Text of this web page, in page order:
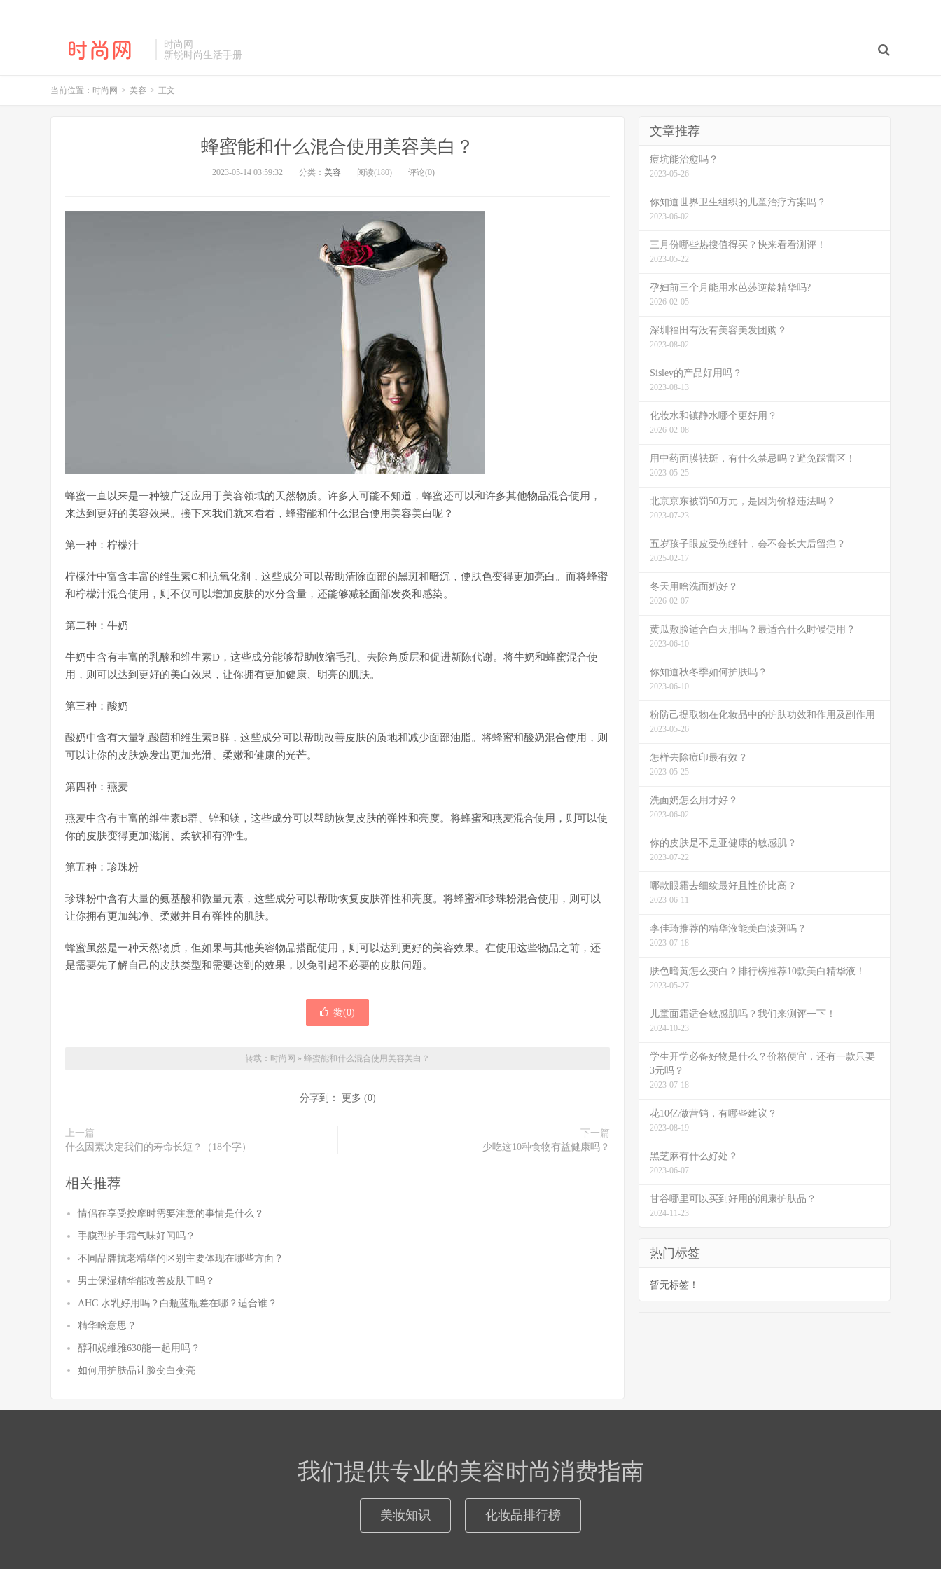
时尚网
新锐时尚生活手册
当前位置： 时尚网 > 美容 > 正文
蜂蜜能和什么混合使用美容美白？
2023-05-14 03:59:32 分类： 美容 阅读(180) 评论(0)
蜂蜜一直以来是一种被广泛应用于美容领域的天然物质。许多人可能不知道，蜂蜜还可以和许多其他物品混合使用，
来达到更好的美容效果。接下来我们就来看看，蜂蜜能和什么混合使用美容美白呢？
第一种：柠檬汁
柠檬汁中富含丰富的维生素C和抗氧化剂，这些成分可以帮助清除面部的黑斑和暗沉，使肤色变得更加亮白。而将蜂蜜
和柠檬汁混合使用，则不仅可以增加皮肤的水分含量，还能够减轻面部发炎和感染。
第二种：牛奶
牛奶中含有丰富的乳酸和维生素D，这些成分能够帮助收缩毛孔、去除角质层和促进新陈代谢。将牛奶和蜂蜜混合使
用，则可以达到更好的美白效果，让你拥有更加健康、明亮的肌肤。
第三种：酸奶
酸奶中含有大量乳酸菌和维生素B群，这些成分可以帮助改善皮肤的质地和减少面部油脂。将蜂蜜和酸奶混合使用，则
可以让你的皮肤焕发出更加光滑、柔嫩和健康的光芒。
第四种：燕麦
燕麦中含有丰富的维生素B群、锌和镁，这些成分可以帮助恢复皮肤的弹性和亮度。将蜂蜜和燕麦混合使用，则可以使
你的皮肤变得更加滋润、柔软和有弹性。
第五种：珍珠粉
珍珠粉中含有大量的氨基酸和微量元素，这些成分可以帮助恢复皮肤弹性和亮度。将蜂蜜和珍珠粉混合使用，则可以
让你拥有更加纯净、柔嫩并且有弹性的肌肤。
蜂蜜虽然是一种天然物质，但如果与其他美容物品搭配使用，则可以达到更好的美容效果。在使用这些物品之前，还
是需要先了解自己的皮肤类型和需要达到的效果，以免引起不必要的皮肤问题。
赞(0)
转载： 时尚网 » 蜂蜜能和什么混合使用美容美白？
分享到： 更多 (0)
上一篇
什么因素决定我们的寿命长短？（18个字）
下一篇
少吃这10种食物有益健康吗？
相关推荐
情侣在享受按摩时需要注意的事情是什么？
手膜型护手霜气味好闻吗？
不同品牌抗老精华的区别主要体现在哪些方面？
男士保湿精华能改善皮肤干吗？
AHC 水乳好用吗？白瓶蓝瓶差在哪？适合谁？
精华啥意思？
醇和妮维雅630能一起用吗？
如何用护肤品让脸变白变亮
文章推荐
痘坑能治愈吗？
2023-05-26
你知道世界卫生组织的儿童治疗方案吗？
2023-06-02
三月份哪些热搜值得买？快来看看测评！
2023-05-22
孕妇前三个月能用水芭莎逆龄精华吗?
2026-02-05
深圳福田有没有美容美发团购？
2023-08-02
Sisley的产品好用吗？
2023-08-13
化妆水和镇静水哪个更好用？
2026-02-08
用中药面膜祛斑，有什么禁忌吗？避免踩雷区！
2023-05-25
北京京东被罚50万元，是因为价格违法吗？
2023-07-23
五岁孩子眼皮受伤缝针，会不会长大后留疤？
2025-02-17
冬天用啥洗面奶好？
2026-02-07
黄瓜敷脸适合白天用吗？最适合什么时候使用？
2023-06-10
你知道秋冬季如何护肤吗？
2023-06-10
粉防己提取物在化妆品中的护肤功效和作用及副作用
2023-05-26
怎样去除痘印最有效？
2023-05-25
洗面奶怎么用才好？
2023-06-02
你的皮肤是不是亚健康的敏感肌？
2023-07-22
哪款眼霜去细纹最好且性价比高？
2023-06-11
李佳琦推荐的精华液能美白淡斑吗？
2023-07-18
肤色暗黄怎么变白？排行榜推荐10款美白精华液！
2023-05-27
儿童面霜适合敏感肌吗？我们来测评一下！
2024-10-23
学生开学必备好物是什么？价格便宜，还有一款只要
3元吗？
2023-07-18
花10亿做营销，有哪些建议？
2023-08-19
黑芝麻有什么好处？
2023-06-07
甘谷哪里可以买到好用的润康护肤品？
2024-11-23
热门标签
暂无标签！
我们提供专业的美容时尚消费指南
美妆知识 化妆品排行榜